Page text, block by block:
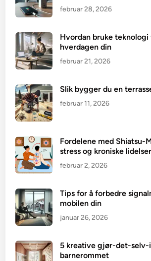
februar 28, 2026
Hvordan bruke
hverdagen din
februar 21, 2026
Slik bygger du en
februar 11, 2026
Fordelene med Shiatsu-
stress og kroniske lidelser
februar 2, 2026
Tips for å forbedre
mobilen din
januar 26, 2026
5 kreative gjør-det-selv-
barnerommet